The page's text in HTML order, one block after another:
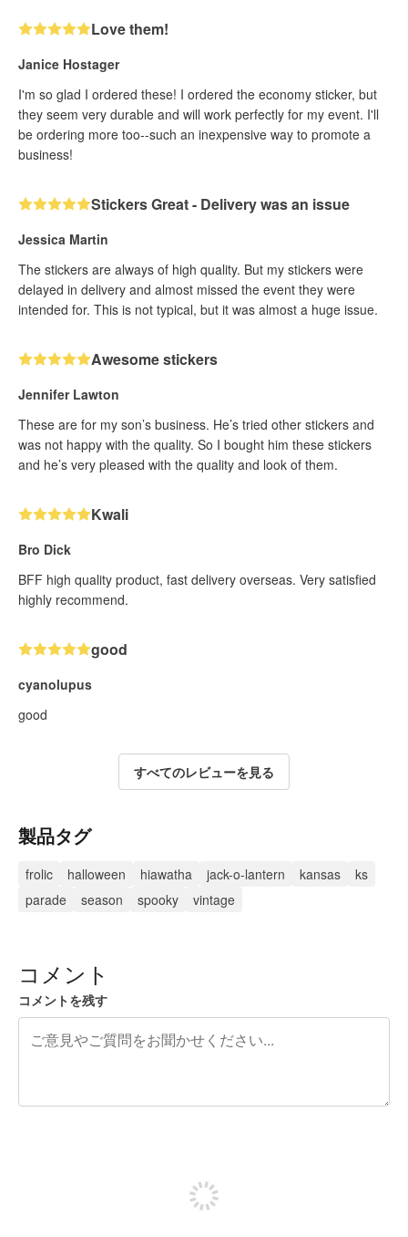
Love them!
Janice Hostager
I'm so glad I ordered these! I ordered the economy sticker, but
they seem very durable and will work perfectly for my event. I'll
be ordering more too--such an inexpensive way to promote a
business!
Stickers Great - Delivery was an issue
Jessica Martin
The stickers are always of high quality. But my stickers were
delayed in delivery and almost missed the event they were
intended for. This is not typical, but it was almost a huge issue.
Awesome stickers
Jennifer Lawton
These are for my son’s business. He’s tried other stickers and
was not happy with the quality. So I bought him these stickers
and he’s very pleased with the quality and look of them.
Kwali
Bro Dick
BFF high quality product, fast delivery overseas. Very satisfied
highly recommend.
good
cyanolupus
good
すべてのレビューを見る
製品タグ
frolic halloween hiawatha jack-o-lantern kansas
ks
parade
season spooky vintage
コメント
コメントを残す